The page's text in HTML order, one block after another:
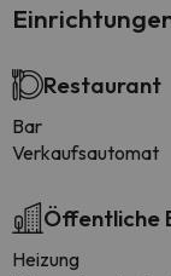
Restaurant
Bar
Verkaufsautomat
Öffentliche
Heizung